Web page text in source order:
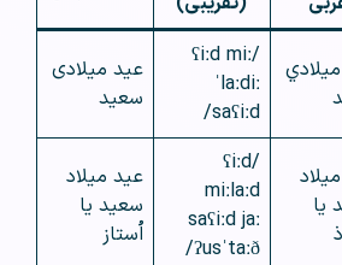
/ʕiːd miː
ˈlaːdiː
saʕiːd/
عید میلادی
سعید
يا
/ʕiːd
miːlaːd
saʕiːd jaː
ʔusˈtaːð/
عید میلاد
سعید یا
اُستاز